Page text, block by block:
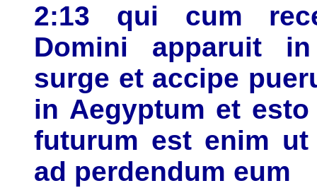
2:13 qui cum
Domini apparuit
surge et accipe
in Aegyptum et
futurum est enim ut
ad perdendum eum